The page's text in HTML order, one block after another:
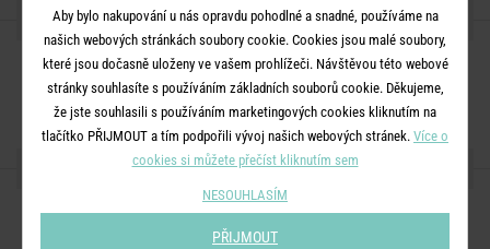
SDÍLEJTE S PŘÁTELI
DALŠÍ PRODUKTY ZE SÉRIE
Aby bylo nakupování u nás opravdu pohodlné a snadné, používáme na
našich webových stránkách soubory cookie. Cookies jsou malé soubory,
které jsou dočasně uloženy ve vašem prohlížeči. Návštěvou této webové
stránky souhlasíte s používáním základních souborů cookie. Děkujeme,
že jste souhlasili s používáním marketingových cookies kliknutím na
tlačítko PŘIJMOUT a tím podpořili vývoj našich webových stránek. Více o
cookies si můžete přečíst kliknutím sem
NESOUHLASÍM
PŘIJMOUT